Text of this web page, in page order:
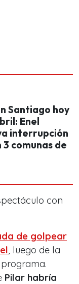
Santiago hoy
Enel
interrupción
comunas de
con
de golpear
, luego de la
Pilar habría